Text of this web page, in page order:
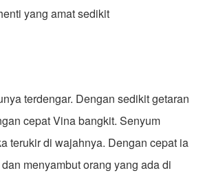
yang amat sedikit
terdengar. Dengan sedikit getaran
cepat Vina bangkit. Senyum
terukir di wajahnya. Dengan cepat ia
menyambut orang yang ada di